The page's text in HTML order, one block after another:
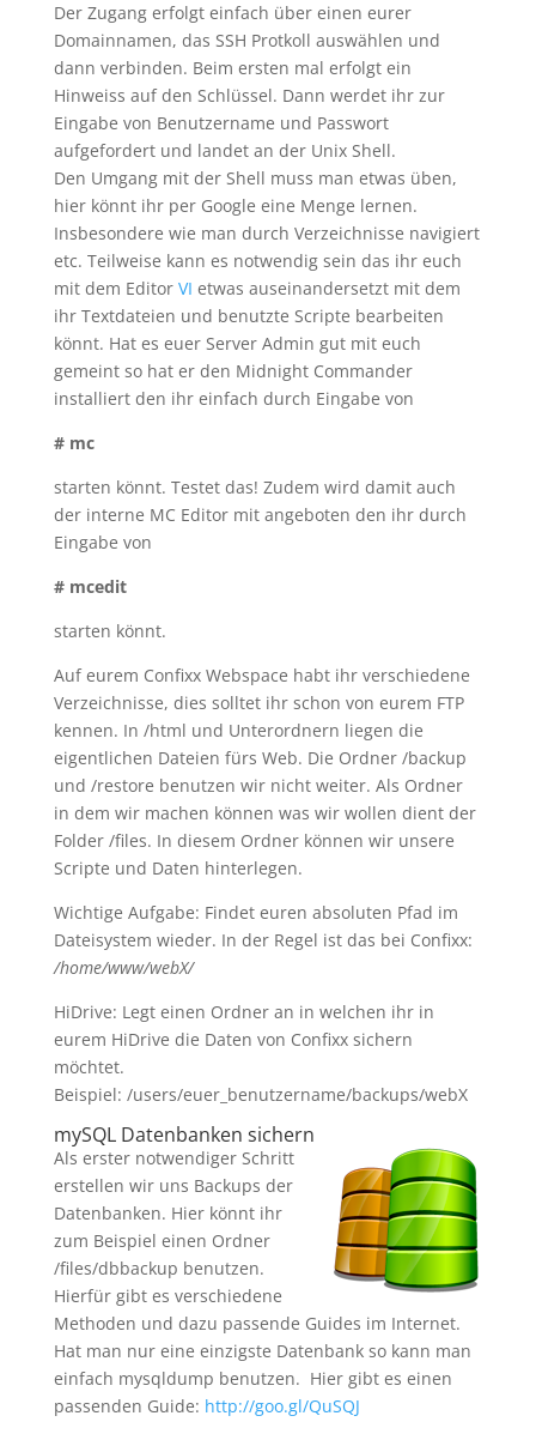
Der Zugang erfolgt einfach über einen eurer
Domainnamen, das SSH Protkoll auswählen und
dann verbinden. Beim ersten mal erfolgt ein
Hinweiss auf den Schlüssel. Dann werdet ihr zur
Eingabe von Benutzername und Passwort
aufgefordert und landet an der Unix Shell.
Den Umgang mit der Shell muss man etwas üben,
hier könnt ihr per Google eine Menge lernen.
Insbesondere wie man durch Verzeichnisse navigiert
etc. Teilweise kann es notwendig sein das ihr euch
mit dem Editor VI etwas auseinandersetzt mit dem
ihr Textdateien und benutzte Scripte bearbeiten
könnt. Hat es euer Server Admin gut mit euch
gemeint so hat er den Midnight Commander
installiert den ihr einfach durch Eingabe von
# mc
starten könnt. Testet das! Zudem wird damit auch
der interne MC Editor mit angeboten den ihr durch
Eingabe von
# mcedit
starten könnt.
Auf eurem Confixx Webspace habt ihr verschiedene
Verzeichnisse, dies solltet ihr schon von eurem FTP
kennen. In /html und Unterordnern liegen die
eigentlichen Dateien fürs Web. Die Ordner /backup
und /restore benutzen wir nicht weiter. Als Ordner
in dem wir machen können was wir wollen dient der
Folder /files. In diesem Ordner können wir unsere
Scripte und Daten hinterlegen.
Wichtige Aufgabe: Findet euren absoluten Pfad im
Dateisystem wieder. In der Regel ist das bei Confixx:
/home/www/webX/
HiDrive: Legt einen Ordner an in welchen ihr in
eurem HiDrive die Daten von Confixx sichern
möchtet.
Beispiel: /users/euer_benutzername/backups/webX
mySQL Datenbanken sichern
Als erster notwendiger Schritt
erstellen wir uns Backups der
Datenbanken. Hier könnt ihr
zum Beispiel einen Ordner
/files/dbbackup benutzen.
Hierfür gibt es verschiedene
Methoden und dazu passende Guides im Internet.
Hat man nur eine einzigste Datenbank so kann man
einfach mysqldump benutzen. Hier gibt es einen
passenden Guide: http://goo.gl/QuSQJ